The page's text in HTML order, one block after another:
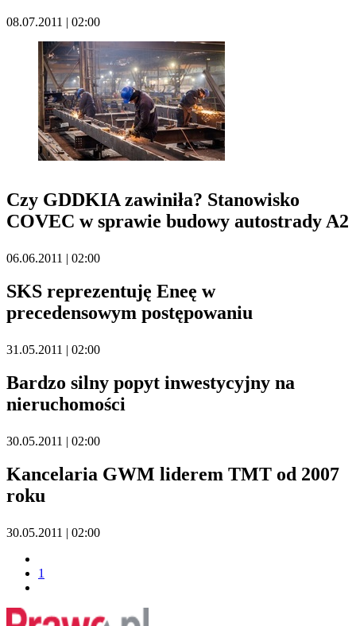
08.07.2011 | 02:00
Czy GDDKIA zawiniła? Stanowisko
COVEC w sprawie budowy autostrady A2
06.06.2011 | 02:00
SKS reprezentuję Eneę w
precedensowym postępowaniu
31.05.2011 | 02:00
Bardzo silny popyt inwestycyjny na
nieruchomości
30.05.2011 | 02:00
Kancelaria GWM liderem TMT od 2007
roku
30.05.2011 | 02:00
1